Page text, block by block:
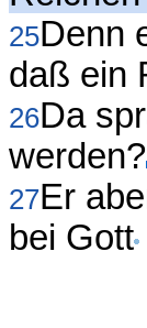
25Denn
daß ein
26Da
werden?
27Er
bei Gott